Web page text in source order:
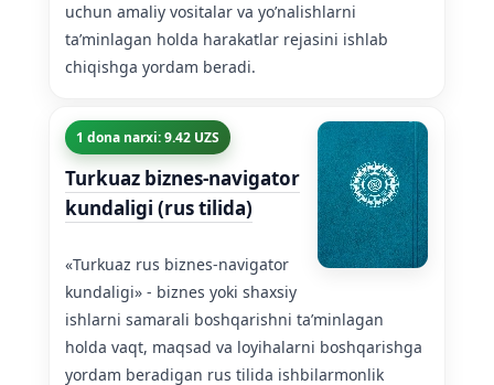
uchun amaliy vositalar va yo’nalishlarni
ta’minlagan holda harakatlar rejasini ishlab
chiqishga yordam beradi.
1 dona narxi: 9.42 UZS
Turkuaz biznes-navigator
kundaligi (rus tilida)
«Turkuaz rus biznes-navigator
kundaligi» - biznes yoki shaxsiy
ishlarni samarali boshqarishni ta’minlagan
holda vaqt, maqsad va loyihalarni boshqarishga
yordam beradigan rus tilida ishbilarmonlik